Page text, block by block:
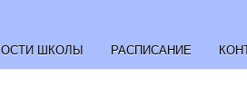
ШКОЛЫ РАСПИСАНИЕ